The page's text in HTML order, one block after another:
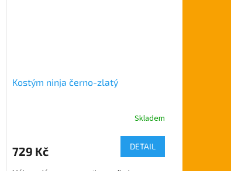
Kostým ninja černo-zlatý
je
Skladem
729 Kč DETAIL